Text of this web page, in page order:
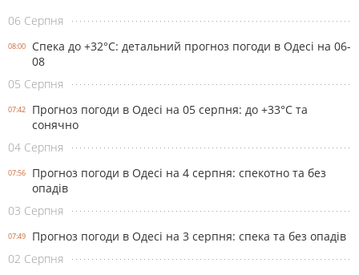
06 Серпня
08:00
Спека до +32°С: детальний прогноз погоди в Одесі на 06-
08
05 Серпня
07:42
Прогноз погоди в Одесі на 05 серпня: до +33°С та
сонячно
04 Серпня
07:56
Прогноз погоди в Одесі на 4 серпня: спекотно та без
опадів
03 Серпня
07:49
Прогноз погоди в Одесі на 3 серпня: спека та без опадів
02 Серпня